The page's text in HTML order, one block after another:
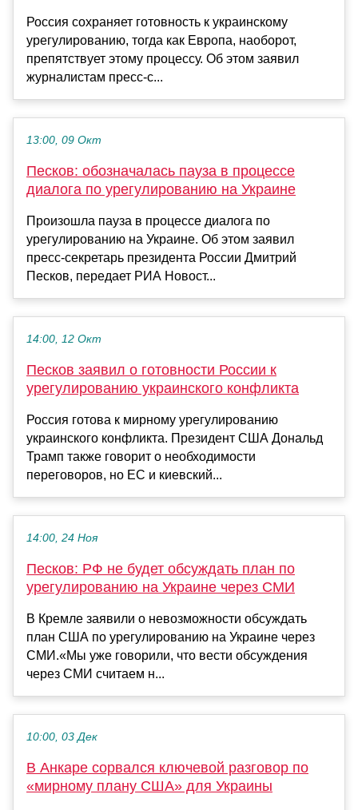
Россия сохраняет готовность к украинскому
урегулированию, тогда как Европа, наоборот,
препятствует этому процессу. Об этом заявил
журналистам пресс-с...
13:00, 09 Окт
Песков: обозначалась пауза в процессе
диалога по урегулированию на Украине
Произошла пауза в процессе диалога по
урегулированию на Украине. Об этом заявил
пресс-секретарь президента России Дмитрий
Песков, передает РИА Новост...
14:00, 12 Окт
Песков заявил о готовности России к
урегулированию украинского конфликта
Россия готова к мирному урегулированию
украинского конфликта. Президент США Дональд
Трамп также говорит о необходимости
переговоров, но ЕС и киевский...
14:00, 24 Ноя
Песков: РФ не будет обсуждать план по
урегулированию на Украине через СМИ
В Кремле заявили о невозможности обсуждать
план США по урегулированию на Украине через
СМИ.«Мы уже говорили, что вести обсуждения
через СМИ считаем н...
10:00, 03 Дек
В Анкаре сорвался ключевой разговор по
«мирному плану США» для Украины